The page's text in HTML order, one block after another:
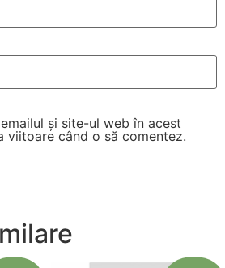
și site-ul web în acest
viitoare când o să comentez.